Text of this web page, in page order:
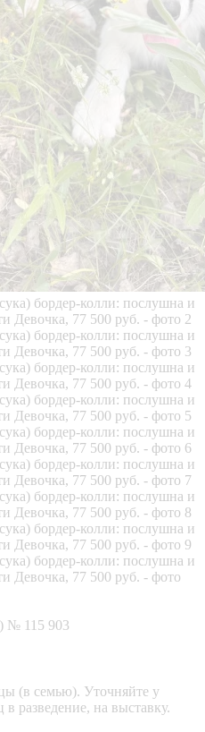
№ 115 903
(в семью). Уточняйте у
разведение, на выставку.